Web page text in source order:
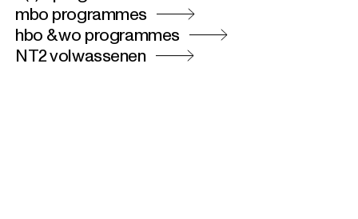
mbo programmes
hbo & wo programmes
NT2 volwassenen